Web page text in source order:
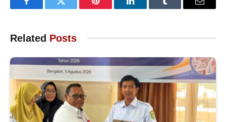
FacebookTwitter Pinterest LinkedInTumblr Email
Related Posts